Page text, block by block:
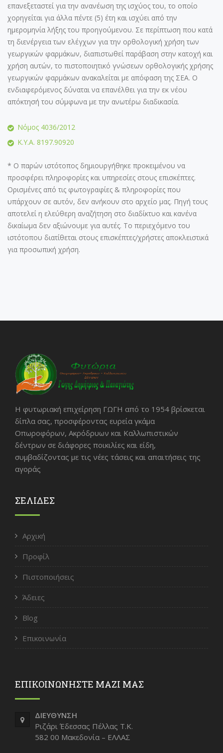
επανεξεταστεί για την ανανέωση της ισχύος του, το οποίο
χορηγείται για άλλα πέντε (5) έτη και ισχύει από την
ημερομηνία λήξης του προηγούμενου. Σε περίπτωση που κατά
τη διενέργεια των ελέγχων για την ορθολογική χρήση των
γεωργικών φαρμάκων, διαπιστωθεί παράβαση στην κατοχή και
χρήση αυτών, το πιστοποιητικό γνώσεων ορθολογικής χρήσης
γεωργικών φαρμάκων ανακαλείται με απόφαση της ΣΕΑ. Ο
ενδιαφερόμενος δύναται να επανέλθει για την εκ νέου
απόκτησή του σύμφωνα με την ανωτέρω διαδικασία.
Νόμος 4036/2012
Κ.Υ.Α. 8197.90920
* Ο παρών ιστότοπος δημιουργήθηκε προκειμένου να
προσφέρει πληροφορίες και υπηρεσίες στους επισκέπτες.
Ορισμένες από τις φωτογραφίες & πληροφορίες που
υπάρχουν σε αυτόν, δεν ανήκουν στο αρχείο μας. Πηγή τους
αποτελεί η ελεύθερη αναζήτηση στο διαδίκτυο και κανένα
δικαίωμα δεν αξιώνουμε για αυτές. Το περιεχόμενο του
ιστότοπου διατίθεται στους επισκέπτες/χρήστες αποκλειστικά
για προσωπική χρήση.
Η φυτωριακή επιχείρηση ΓΩΓΗ από το 1954 βρίσκεται
δίπλα σας, προσφέροντας ευρεία γκάμα
Οπωροφόρων, Ακρόδρυων και Καλλωπιστικών
δέντρων σε διάφορες ποικιλίες και είδη,
συμβαδίζοντας με τις νέες τάσεις και απαιτήσεις της
αγοράς
ΣΕΛΙΔΕΣ
Αρχική
Προφίλ
Πιστοποιήσεις
Άδειες
Blog
Επικοινωνία
ΕΠΙΚΟΙΝΩΝΗΣΤΕ ΜΑΖΙ ΜΑΣ
ΔΙΕΥΘΥΝΣΗ
Ριζάρι Έδεσσας Πέλλας Τ.Κ.
582 00 Μακεδονία – ΕΛΛΑΣ